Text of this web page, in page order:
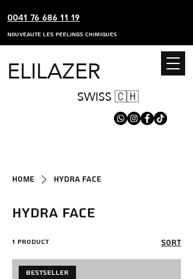
0041 76 686 11 19
nouveaute les peelings chimiques
ELILAZER
SWISS 🇨🇭
Home HYDRA FACE
HYDRA FACE
1 product Sort
Bestseller